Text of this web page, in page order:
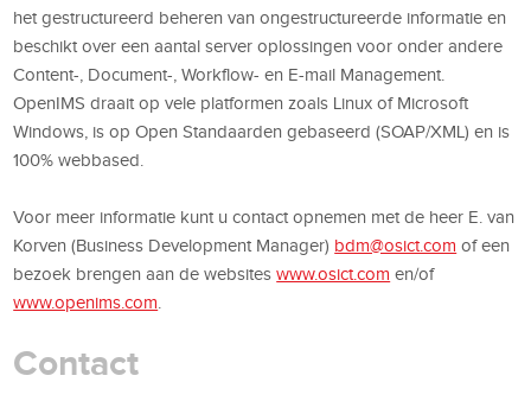
het gestructureerd beheren van ongestructureerde informatie en
beschikt over een aantal server oplossingen voor onder andere
Content-, Document-, Workflow- en E-mail Management.
OpenIMS draait op vele platformen zoals Linux of Microsoft
Windows, is op Open Standaarden gebaseerd (SOAP/XML) en is
100% webbased.
Voor meer informatie kunt u contact opnemen met de heer E. van
Korven (Business Development Manager) bdm@osict.com of een
bezoek brengen aan de websiteswww.osict.com en/of
www.openims.com
Contact